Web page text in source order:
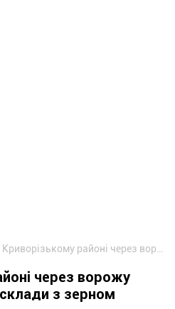
У Криворізькому районі через ворожу атаку пошкоджені склади з зерном
через ворожу
з зерном